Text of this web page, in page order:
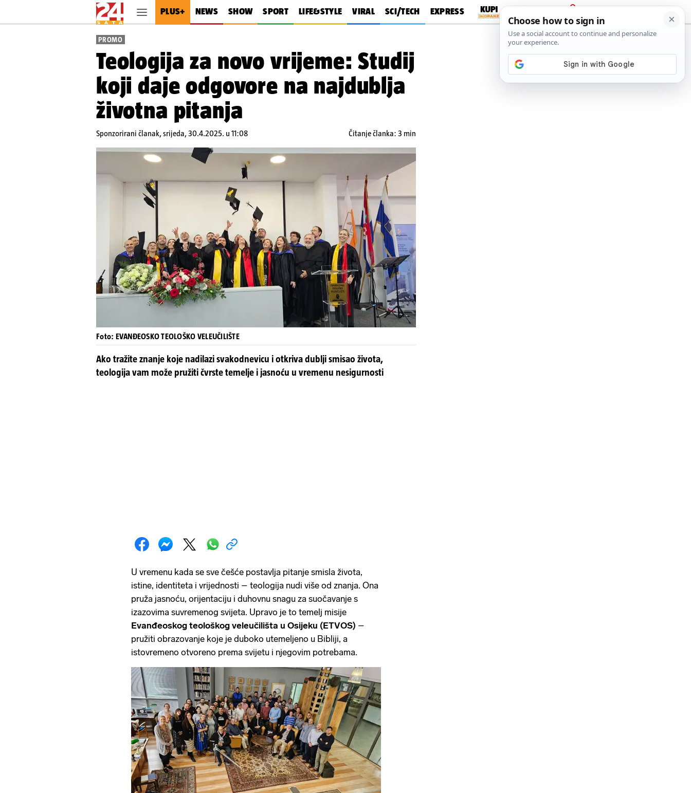
PLUS+ NEWS SHOW SPORT LIFE&STYLE VIRAL SCI/TECH EXPRESS
PRIJAVA
PROMO
Teologija za novo vrijeme: Studij
koji daje odgovore na najdublja
životna pitanja
Sponzorirani članak,srijeda, 30.4.2025. u 11:08 Čitanje članka: 3 min
Foto: EVANĐEOSKO TEOLOŠKO VELEUČILIŠTE
Ako tražite znanje koje nadilazi svakodnevicu i otkriva dublji smisao života,
teologija vam može pružiti čvrste temelje i jasnoću u vremenu nesigurnosti
U vremenu kada se sve češće postavlja pitanje smisla života,
istine, identiteta i vrijednosti – teologija nudi više od znanja. Ona
pruža jasnoću, orijentaciju i duhovnu snagu za suočavanje s
izazovima suvremenog svijeta. Upravo je to temelj misije
Evanđeoskog teološkog veleučilišta u Osijeku (ETVOS) –
pružiti obrazovanje koje je duboko utemeljeno u Bibliji, a
istovremeno otvoreno prema svijetu i njegovim potrebama.